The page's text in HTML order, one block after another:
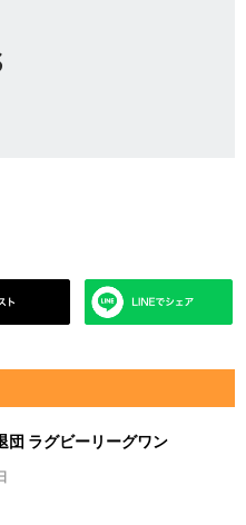
団 ラグビーリーグワン